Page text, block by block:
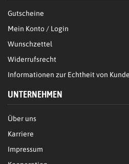
Gutscheine
Mein Konto / Login
Wunschzettel
Widerrufsrecht
Informationen zur Echtheit von
UNTERNEHMEN
Über uns
Karriere
Impressum